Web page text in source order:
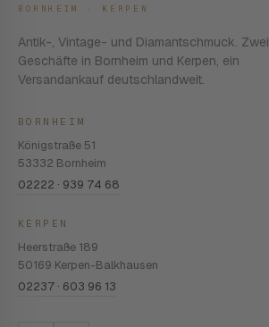
BORNHEIM · KERPEN
Antik-, Vintage- und Diamantschmuck. Zwei
Geschäfte in Bornheim und Kerpen, ein
Versandankauf deutschlandweit.
BORNHEIM
Königstraße 51
53332 Bornheim
02222 · 939 74 68
KERPEN
Heerstraße 189
50169 Kerpen-Balkhausen
02237 · 603 96 13